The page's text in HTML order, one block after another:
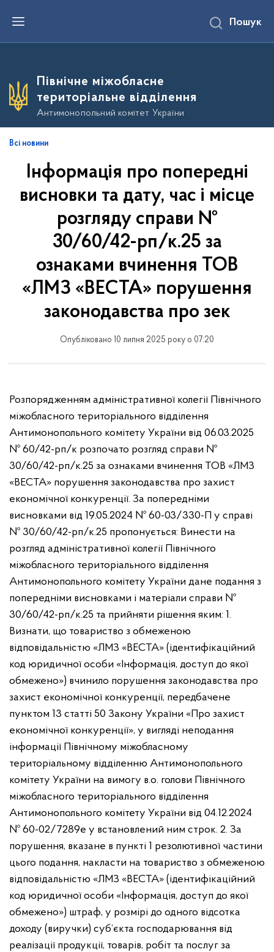
е
о
о
в
Пошук
Північне міжобласне
територіальне відділення
Антимонопольний комітет України
Всі новини
Інформація про попередні
висновки та дату, час і місце
розгляду справи №
30/60/42-рп/к.25 за
ознаками вчинення ТОВ
«ЛМЗ «ВЕСТА» порушення
законодавства про зек
Опубліковано 10 липня 2025 року о 07:20
Розпорядженням адміністративної колегії Північного
міжобласного територіального відділення
Антимонопольного комітету України від 06.03.2025
№ 60/42-рп/к розпочато розгляд справи №
30/60/42-рп/к.25 за ознаками вчинення ТОВ «ЛМЗ
«ВЕСТА» порушення законодавства про захист
економічної конкуренції. За попередніми
висновками від 19.05.2024 № 60-03/330-П у справі
№ 30/60/42-рп/к.25 пропонується: Винести на
розгляд адміністративної колегії Північного
міжобласного територіального відділення
Антимонопольного комітету України дане подання з
попередніми висновками і матеріали справи №
30/60/42-рп/к.25 та прийняти рішення яким: 1.
Визнати, що товариство з обмеженою
відповідальністю «ЛМЗ «ВЕСТА» (ідентифікаційний
код юридичної особи «Інформація, доступ до якої
обмежено») вчинило порушення законодавства про
захист економічної конкуренції, передбачене
пунктом 13 статті 50 Закону України «Про захист
економічної конкуренції», у вигляді неподання
інформації Північному міжобласному
територіальному відділенню Антимонопольного
комітету України на вимогу в.о. голови Північного
міжобласного територіального відділення
Антимонопольного комітету України від 04.12.2024
№ 60-02/7289е у встановлений ним строк. 2. За
порушення, вказане в пункті 1 резолютивної частини
цього подання, накласти на товариство з обмеженою
відповідальністю «ЛМЗ «ВЕСТА» (ідентифікаційний
код юридичної особи «Інформація, доступ до якої
обмежено») штраф, у розмірі до одного відсотка
доходу (виручки) суб’єкта господарювання від
реалізації продукції, товарів, робіт та послуг за